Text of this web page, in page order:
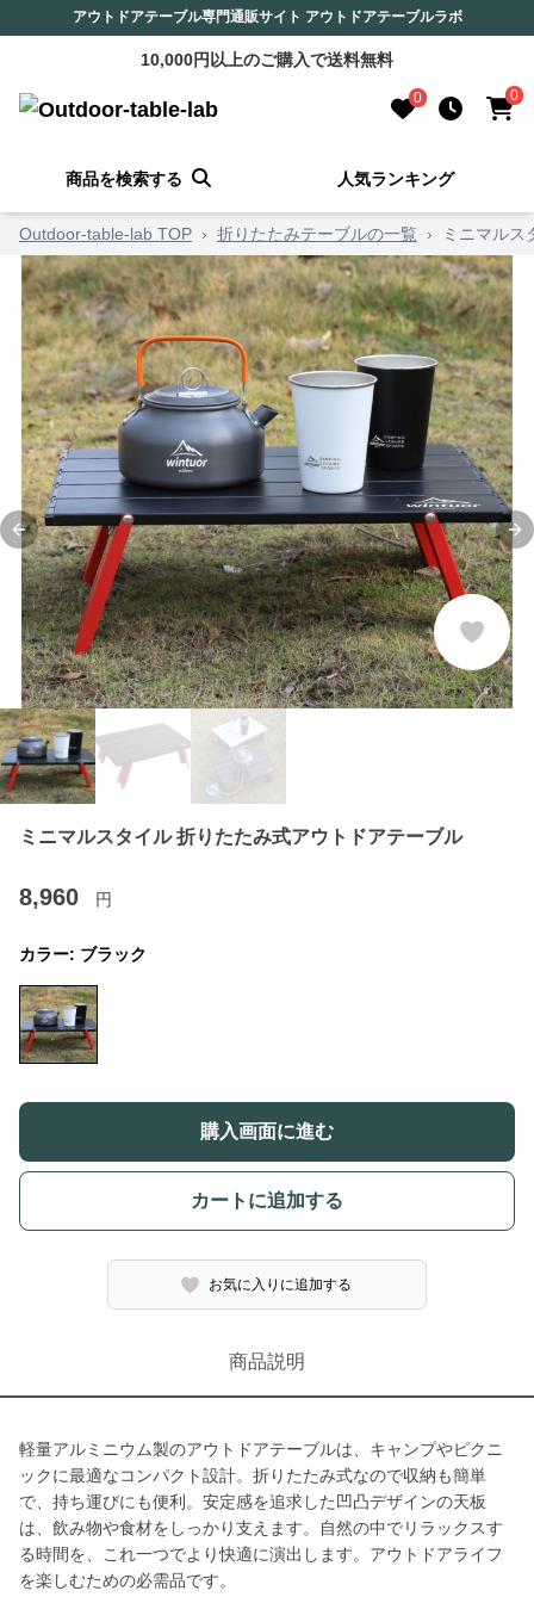
アウトドアテーブル専門通販サイト アウトドアテーブルラボ
10,000円以上のご購入で送料無料
0 0
商品を検索する 人気ランキング
Outdoor-table-lab TOP › 折りたたみテーブルの一覧 › ミニマルス
Previous slide
ミニマルスタイル 折りたたみ式アウトドアテーブル
8,960 円
カラー: ブラック
購入画面に進む
カートに追加する
お気に入りに追加する
商品説明
軽量アルミニウム製のアウトドアテーブルは、キャンプやピクニ
ックに最適なコンパクト設計。折りたたみ式なので収納も簡単
で、持ち運びにも便利。安定感を追求した凹凸デザインの天板
は、飲み物や食材をしっかり支えます。自然の中でリラックスす
る時間を、これ一つでより快適に演出します。アウトドアライフ
を楽しむための必需品です。